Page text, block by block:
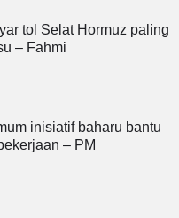
tol Selat Hormuz paling
– Fahmi
inisiatif baharu bantu
– PM